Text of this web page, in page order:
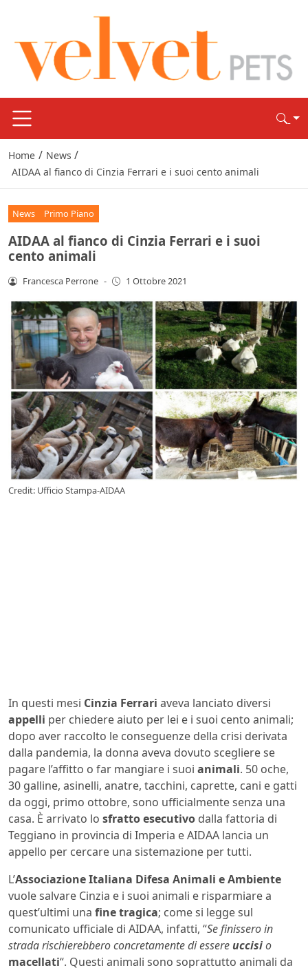
Home / News /
AIDAA al fianco di Cinzia Ferrari e i suoi cento animali
News Primo Piano
AIDAA al fianco di Cinzia Ferrari e i suoi
cento animali
Francesca Perrone - 1 Ottobre 2021
Credit: Ufficio Stampa-AIDAA
In questi mesi Cinzia Ferrari aveva lanciato diversi
appelli per chiedere aiuto per lei e i suoi cento animali;
dopo aver raccolto le conseguenze della crisi derivata
dalla pandemia, la donna aveva dovuto scegliere se
pagare l’affitto o far mangiare i suoi animali. 50 oche,
30 galline, asinelli, anatre, tacchini, caprette, cani e gatti
da oggi, primo ottobre, sono ufficialmente senza una
casa. È arrivato lo sfratto esecutivo dalla fattoria di
Teggiano in provincia di Imperia e AIDAA lancia un
appello per cercare una sistemazione per tutti.
L’Associazione Italiana Difesa Animali e Ambiente
vuole salvare Cinzia e i suoi animali e risparmiare a
quest’ultimi una fine tragica; come si legge sul
comunicato ufficiale di AIDAA, infatti, “Se finissero in
strada rischierebbero concretamente di essere uccisio
macellati“. Questi animali sono soprattutto animali da